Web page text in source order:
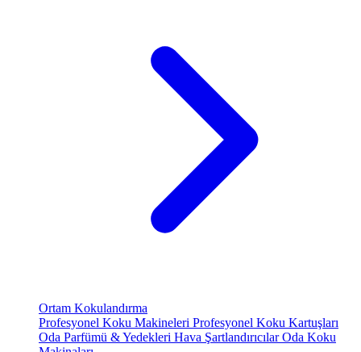
Ortam Kokulandırma
Profesyonel Koku Makineleri Profesyonel Koku Kartuşları
Oda Parfümü & Yedekleri Hava ŞartlandırıcılarOda Koku